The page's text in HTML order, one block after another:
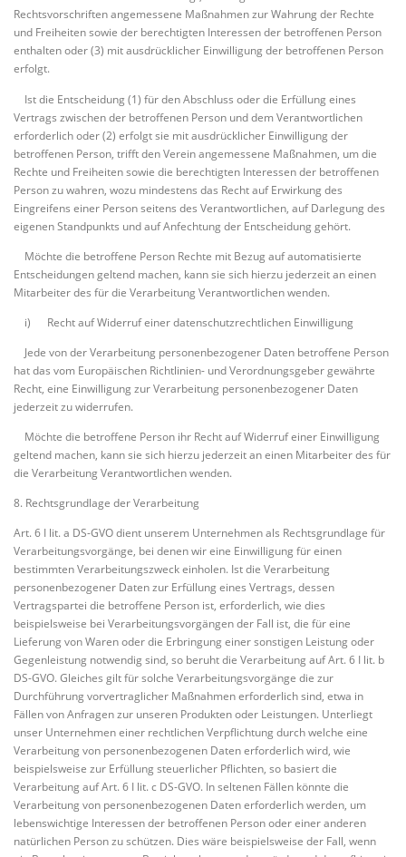
Rechtsvorschriften angemessene Maßnahmen zur Wahrung der Rechte
und Freiheiten sowie der berechtigten Interessen der betroffenen Person
enthalten oder (3) mit ausdrücklicher Einwilligung der betroffenen Person
erfolgt.
Ist die Entscheidung (1) für den Abschluss oder die Erfüllung eines
Vertrags zwischen der betroffenen Person und dem Verantwortlichen
erforderlich oder (2) erfolgt sie mit ausdrücklicher Einwilligung der
betroffenen Person, trifft den Verein angemessene Maßnahmen, um die
Rechte und Freiheiten sowie die berechtigten Interessen der betroffenen
Person zu wahren, wozu mindestens das Recht auf Erwirkung des
Eingreifens einer Person seitens des Verantwortlichen, auf Darlegung des
eigenen Standpunkts und auf Anfechtung der Entscheidung gehört.
Möchte die betroffene Person Rechte mit Bezug auf automatisierte
Entscheidungen geltend machen, kann sie sich hierzu jederzeit an einen
Mitarbeiter des für die Verarbeitung Verantwortlichen wenden.
i) Recht auf Widerruf einer datenschutzrechtlichen Einwilligung
Jede von der Verarbeitung personenbezogener Daten betroffene Person
hat das vom Europäischen Richtlinien- und Verordnungsgeber gewährte
Recht, eine Einwilligung zur Verarbeitung personenbezogener Daten
jederzeit zu widerrufen.
Möchte die betroffene Person ihr Recht auf Widerruf einer Einwilligung
geltend machen, kann sie sich hierzu jederzeit an einen Mitarbeiter des für
die Verarbeitung Verantwortlichen wenden.
8. Rechtsgrundlage der Verarbeitung
Art. 6 I lit. a DS-GVO dient unserem Unternehmen als Rechtsgrundlage für
Verarbeitungsvorgänge, bei denen wir eine Einwilligung für einen
bestimmten Verarbeitungszweck einholen. Ist die Verarbeitung
personenbezogener Daten zur Erfüllung eines Vertrags, dessen
Vertragspartei die betroffene Person ist, erforderlich, wie dies
beispielsweise bei Verarbeitungsvorgängen der Fall ist, die für eine
Lieferung von Waren oder die Erbringung einer sonstigen Leistung oder
Gegenleistung notwendig sind, so beruht die Verarbeitung auf Art. 6 I lit. b
DS-GVO. Gleiches gilt für solche Verarbeitungsvorgänge die zur
Durchführung vorvertraglicher Maßnahmen erforderlich sind, etwa in
Fällen von Anfragen zur unseren Produkten oder Leistungen. Unterliegt
unser Unternehmen einer rechtlichen Verpflichtung durch welche eine
Verarbeitung von personenbezogenen Daten erforderlich wird, wie
beispielsweise zur Erfüllung steuerlicher Pflichten, so basiert die
Verarbeitung auf Art. 6 I lit. c DS-GVO. In seltenen Fällen könnte die
Verarbeitung von personenbezogenen Daten erforderlich werden, um
lebenswichtige Interessen der betroffenen Person oder einer anderen
natürlichen Person zu schützen. Dies wäre beispielsweise der Fall, wenn